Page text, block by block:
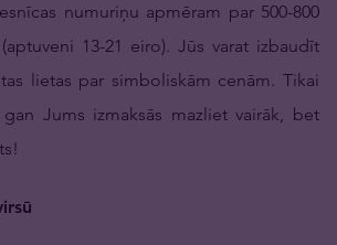
numuriņu apmēram par 500-800
13-21 eiro). Jūs varat izbaudīt
lietas par simboliskām cenām. Tikai
Jums izmaksās mazliet vairāk, bet